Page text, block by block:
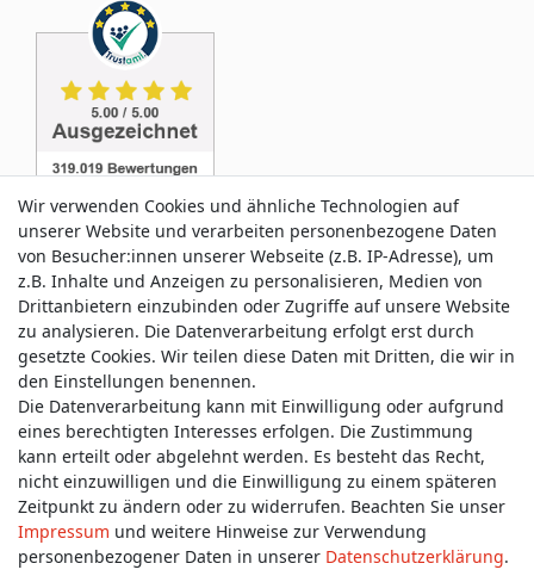
Service & Kontakt
Wünschen Sie einen Rückruf?
service@allmyclothes.de
Schreiben Sie uns:
service@allmyclothes.de
Wir verwenden Cookies und ähnliche Technologien auf
unserer Website und verarbeiten personenbezogene Daten
von Besucher:innen unserer Webseite (z.B. IP-Adresse), um
z.B. Inhalte und Anzeigen zu personalisieren, Medien von
Drittanbietern einzubinden oder Zugriffe auf unsere Website
zu analysieren. Die Datenverarbeitung erfolgt erst durch
gesetzte Cookies. Wir teilen diese Daten mit Dritten, die wir in
den Einstellungen benennen.
Die Datenverarbeitung kann mit Einwilligung oder aufgrund
eines berechtigten Interesses erfolgen. Die Zustimmung
kann erteilt oder abgelehnt werden. Es besteht das Recht,
nicht einzuwilligen und die Einwilligung zu einem späteren
Zeitpunkt zu ändern oder zu widerrufen. Beachten Sie unser
Impressum und weitere Hinweise zur Verwendung
personenbezogener Daten in unserer Daten­schutz­erklärung.